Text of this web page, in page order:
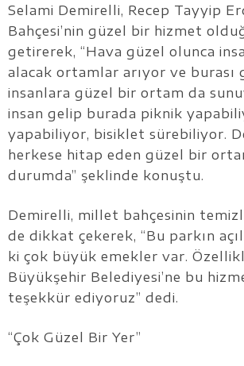
Selami Demirelli, Recep Tayyip
Bahçesi’nin güzel bir hizmet
getirerek, “Hava güzel olunca
alacak ortamlar arıyor ve burası
insanlara güzel bir ortam da
insan gelip burada piknik
yapabiliyor, bisiklet sürebiliyor.
herkese hitap eden güzel bir
durumda” şeklinde konuştu.
Demirelli, millet bahçesinin
de dikkat çekerek, “Bu parkın
ki çok büyük emekler var.
Büyükşehir Belediyesi’ne bu
teşekkür ediyoruz” dedi.
“Çok Güzel Bir Yer”